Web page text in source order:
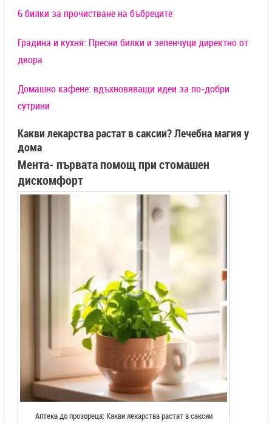
6 билки за прочистване на бъбреците
Градина и кухня: Пресни билки и зеленчуци директно от
двора
Домашно кафене: вдъхновяващи идеи за по-добри
сутрини
Какви лекарства растат в саксии? Лечебна магия у
дома
Мента- първата помощ при стомашен
дискомфорт
Аптека до прозореца: Какви лекарства растат в саксии